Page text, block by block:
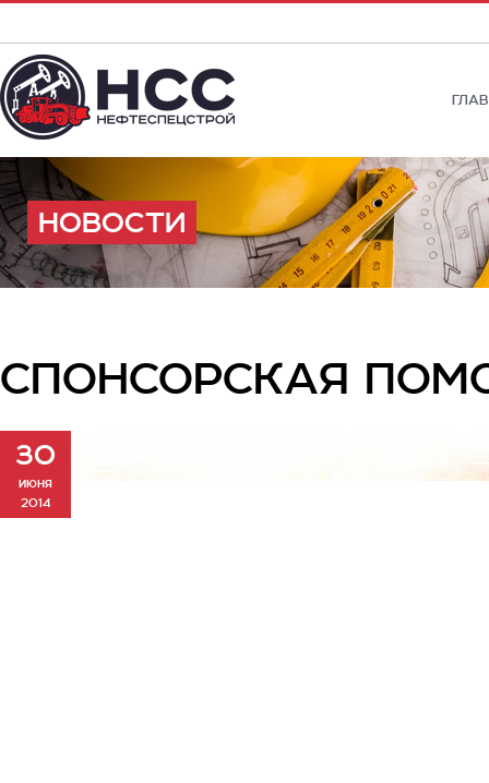
НОВОСТИ
СПОНСОРСКАЯ
30
июня
2014